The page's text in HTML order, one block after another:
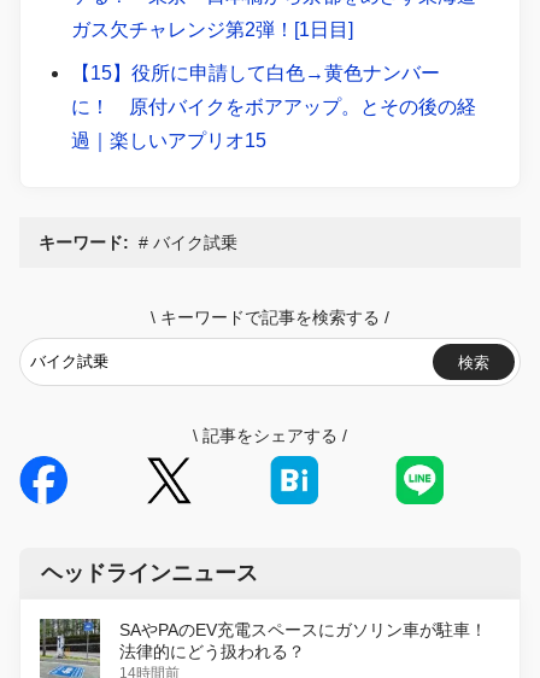
ガス欠チャレンジ第2弾！[1日目]
【15】役所に申請して白色→黄色ナンバー
に！ 原付バイクをボアアップ。とその後の経
過｜楽しいアプリオ15
キーワード: バイク試乗
\ キーワードで記事を検索する /
検索
\ 記事をシェアする /
ヘッドラインニュース
SAやPAのEV充電スペースにガソリン車が駐車！
法律的にどう扱われる？
14時間前